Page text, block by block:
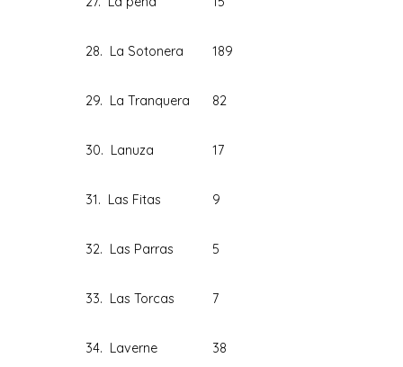
28. La Sotonera 189
29. La Tranquera 82
30. Lanuza 17
31. Las Fitas 9
32. Las Parras 5
33. Las Torcas 7
34. Laverne 38